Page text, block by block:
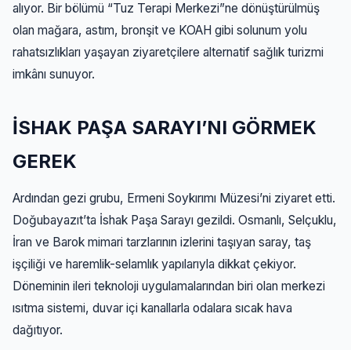
alıyor. Bir bölümü “Tuz Terapi Merkezi”ne dönüştürülmüş
olan mağara, astım, bronşit ve KOAH gibi solunum yolu
rahatsızlıkları yaşayan ziyaretçilere alternatif sağlık turizmi
imkânı sunuyor.
İSHAK PAŞA SARAYI’NI GÖRMEK
GEREK
Ardından gezi grubu, Ermeni Soykırımı Müzesi’ni ziyaret etti.
Doğubayazıt’ta İshak Paşa Sarayı gezildi. Osmanlı, Selçuklu,
İran ve Barok mimari tarzlarının izlerini taşıyan saray, taş
işçiliği ve haremlik-selamlık yapılarıyla dikkat çekiyor.
Döneminin ileri teknoloji uygulamalarından biri olan merkezi
ısıtma sistemi, duvar içi kanallarla odalara sıcak hava
dağıtıyor.